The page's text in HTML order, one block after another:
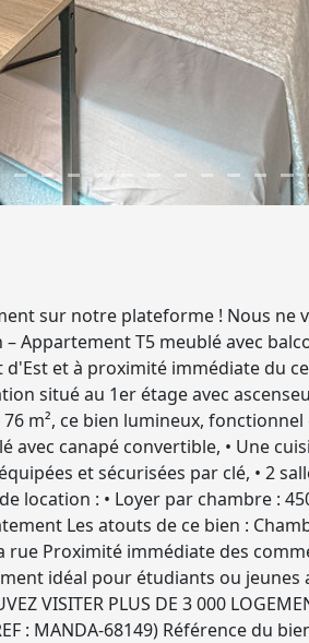
sur notre plateforme ! Nous ne
T5 meublé avec
d'Est et à proximité immédiate du
situé au 1er étage avec
m², ce bien lumineux, fonctionnel
avec canapé convertible, • Une
et sécurisées par clé, • 2
location : • Loyer par chambre :
Les atouts de ce bien :
Proximité immédiate des
idéal pour étudiants ou
VISITER PLUS DE 3 000
: MANDA-68149) Référence du